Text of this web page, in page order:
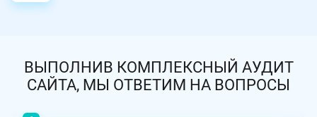
ВЫПОЛНИВ КОМПЛЕКСНЫЙ АУДИТ
САЙТА, МЫ ОТВЕТИМ НА ВОПРОСЫ